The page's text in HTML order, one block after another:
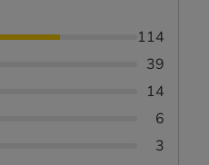
114
39
14
6
3